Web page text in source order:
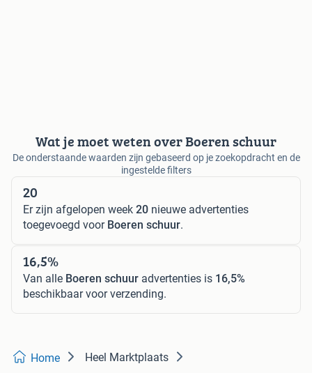
Wat je moet weten over Boeren schuur
De onderstaande waarden zijn gebaseerd op je zoekopdracht en de
ingestelde filters
20
Er zijn afgelopen week 20 nieuwe advertenties
toegevoegd voor Boeren schuur.
16,5%
Van alle Boeren schuur advertenties is 16,5%
beschikbaar voor verzending.
Home Heel Marktplaats